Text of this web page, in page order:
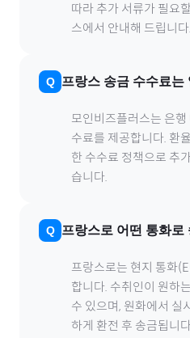
따라 추가 서류가 필요
스에서 안내해 드립니다.
프랑스 송금 수수료는
모인비즈플러스는 은
수료를 제공합니다. 환
한 수수료 정책으로 추
습니다.
프랑스로 어떤 통화로
프랑스로는 현지 통화(
합니다. 수취인이 원하
수 있으며, 원화에서 실
하게 환전 후 송금됩니